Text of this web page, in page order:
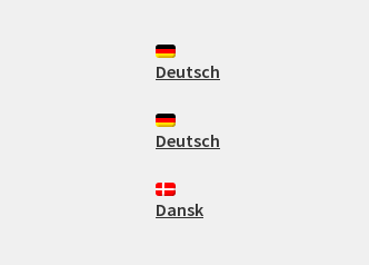
Deutsch
Deutsch
Dansk